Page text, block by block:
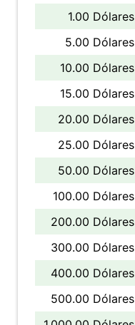
1.00 Dólares
5.00 Dólares
10.00 Dólares
15.00 Dólares
20.00 Dólares
25.00 Dólares
50.00 Dólares
100.00 Dólares
200.00 Dólares
300.00 Dólares
400.00 Dólares
500.00 Dólares